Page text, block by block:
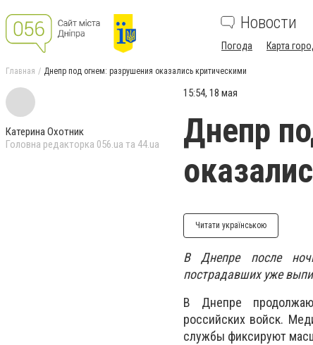
Новости
Погода Карта
Главная Днепр под огнем: разрушения оказались критическими
Катерина Охотник
Головна редакторка 056.ua та 44.ua
15:54, 18 мая
Днепр
Читати українською
В Днепре после
пострадавших уже
В Днепре
российских войск.
службы фиксируют